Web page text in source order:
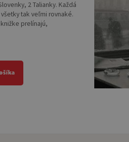
2 Talianky. Každá
tak veľmi rovnaké.
prelínajú,